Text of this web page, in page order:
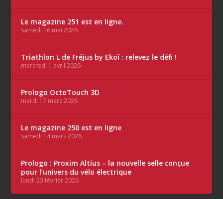
Le magazine 251 est en ligne.
samedi 16 mai 2026
Triathlon L de Fréjus by Ekoï : relevez le défi !
mercredi 1 avril 2026
Prologo OctoTouch 3D
mardi 17 mars 2026
Le magazine 250 est en ligne
samedi 14 mars 2026
Prologo : Proxim Altius – la nouvelle selle conçue
pour l’univers du vélo électrique
lundi 23 février 2026